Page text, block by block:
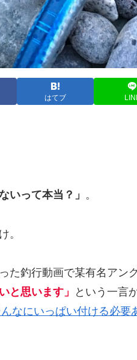
はてブ
いって本当？」 。
。
た釣行動画で某有名アン
と思います」
という一言
なにいっぱい付ける必要